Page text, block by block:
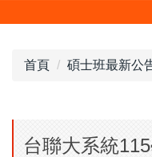
首頁 碩士班最新公
台聯大系統